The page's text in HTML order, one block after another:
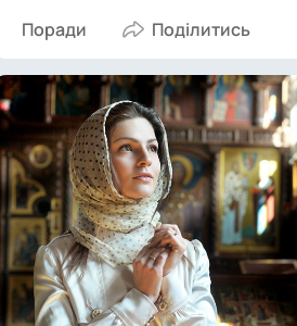
Поради